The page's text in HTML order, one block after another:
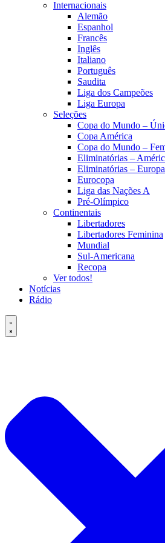
Internacionais
Alemão
Espanhol
Francês
Inglês
Italiano
Português
Saudita
Liga dos Campeões
Liga Europa
Seleções
Copa do Mundo –
Copa América
Copa do Mundo –
Eliminatórias –
Eliminatórias – Europa
Eurocopa
Liga das Nações A
Pré-Olímpico
Continentais
Libertadores
Libertadores Feminina
Mundial
Sul-Americana
Recopa
Ver todos!
Notícias
Rádio